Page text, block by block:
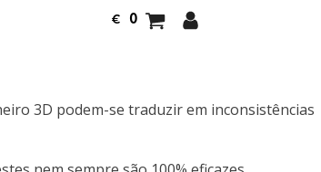
€ 0
3D podem-se traduzir em inconsistências